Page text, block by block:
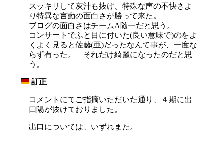
スッキリして灰汁も抜け、特殊な声の不快さよ
り特異な言動の面白さが勝って来た。
ブログの面白さはチームA随一だと思う。
コンサートでふと目に付いた(良い意味で)のをよ
くよく見ると佐藤(亜)だったなんて事が、一度な
らず有った。 それだけ綺麗になったのだと思
う。
訂正
コメントにてご指摘いただいた通り、４期に出
口陽が抜けておりました。
出口については、いずれまた。